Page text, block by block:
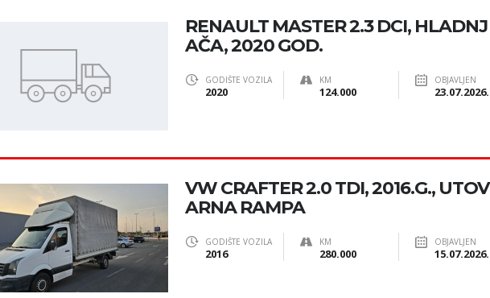
RENAULT MASTER 2.3 DCI, HLADNJ
AČA, 2020 GOD.
GODIŠTE VOZILA
2020
KM
124.000
OBJAVLJEN
23.07.2026.
VW CRAFTER 2.0 TDI, 2016.G., UTOV
ARNA RAMPA
GODIŠTE VOZILA
2016
KM
280.000
OBJAVLJEN
15.07.2026.